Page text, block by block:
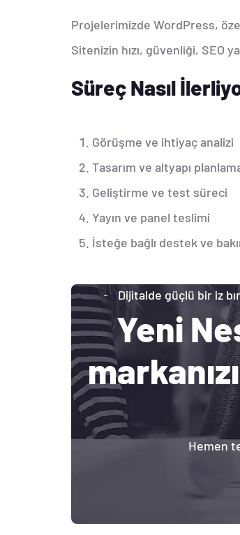
Projelerimizde WordPress,
Sitenizin hızı, güvenliği, SEO
Süreç Nasıl
Görüşme ve ihtiyaç analizi
Tasarım ve altyapı
Geliştirme ve test süreci
Yayın ve panel teslimi
İsteğe bağlı destek ve
Dijitalde güçlü bir iz
Yeni
Hemen